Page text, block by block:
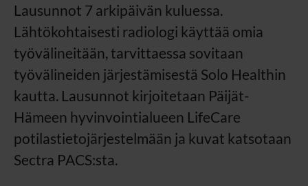
Lausunnot 7 arkipäivän kuluessa.
Lähtökohtaisesti radiologi käyttää omia
työvälineitään, tarvittaessa sovitaan
työvälineiden järjestämisestä Solo Healthin
kautta. Lausunnot kirjoitetaan Päijät-
Hämeen hyvinvointialueen LifeCare
potilastietojärjestelmään ja kuvat katsotaan
Sectra PACS:sta.